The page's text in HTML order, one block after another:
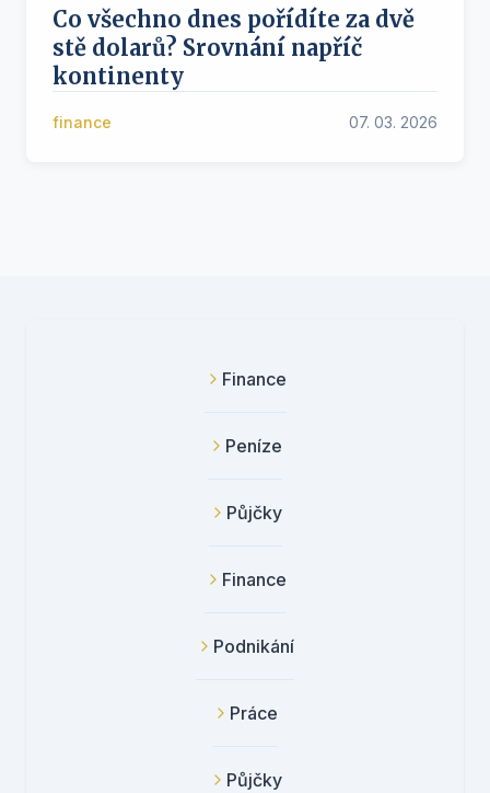
Co všechno dnes pořídíte za dvě
stě dolarů? Srovnání napříč
kontinenty
finance 07. 03. 2026
Finance
Peníze
Půjčky
Finance
Podnikání
Práce
Půjčky